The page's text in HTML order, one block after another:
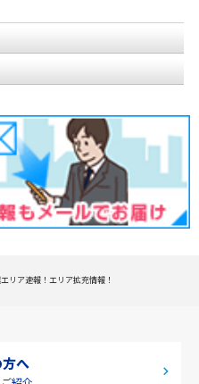
リア速報！エリア拡充情報！
へ